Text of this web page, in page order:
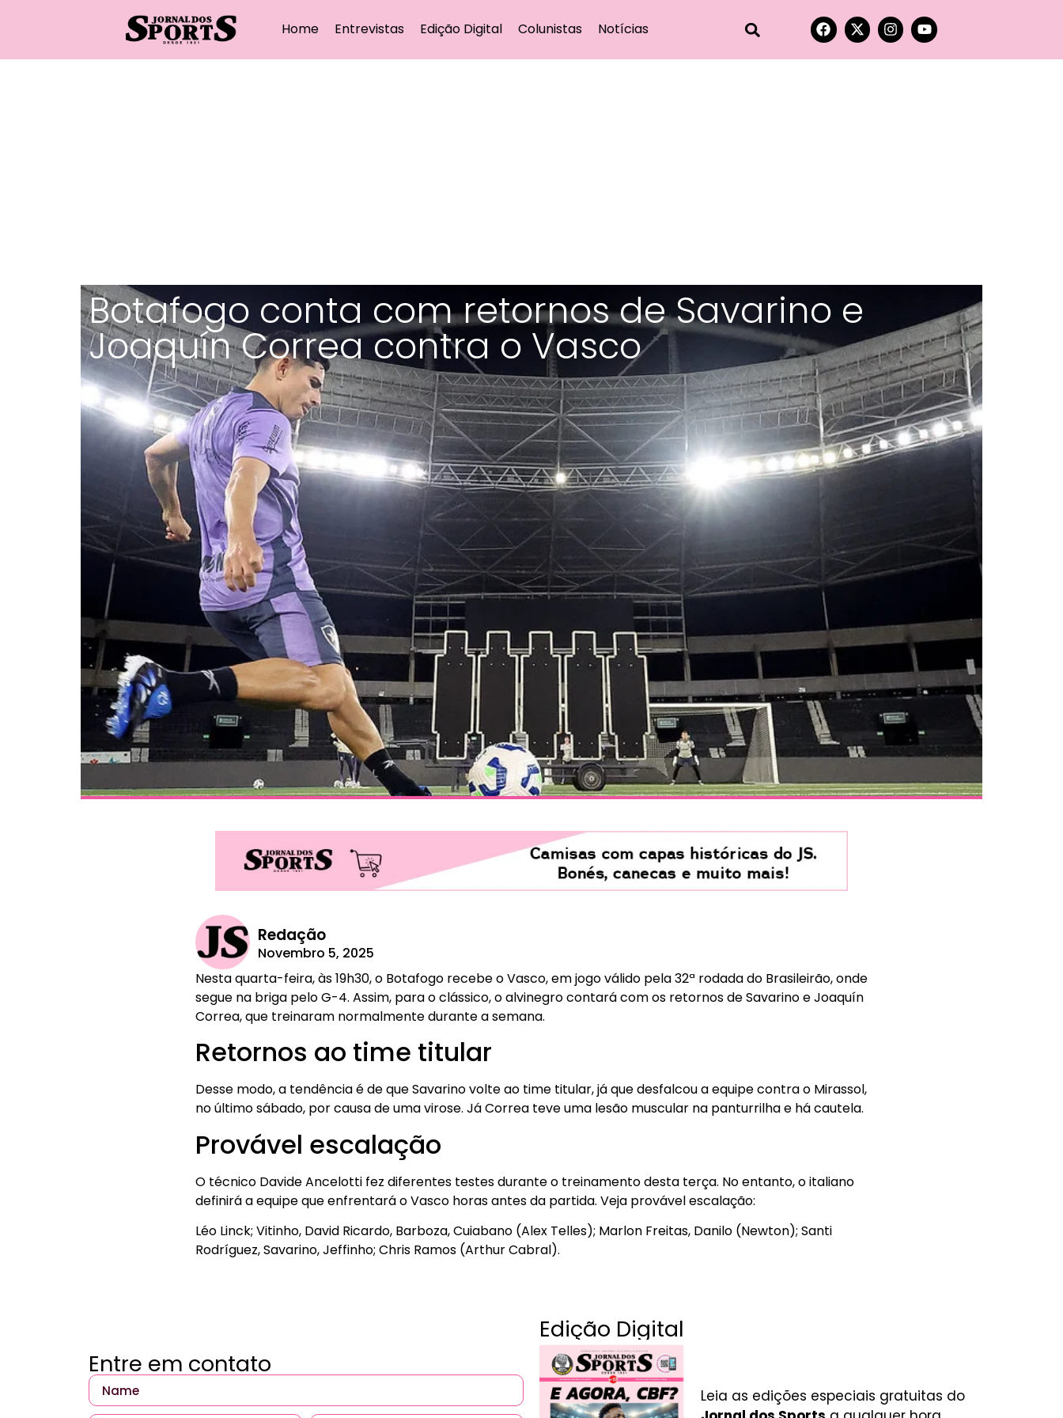
Home Entrevistas Edição Digital Colunistas Notícias
Botafogo conta com retornos de Savarino e
Joaquín Correa contra o Vasco
Redação
Novembro 5, 2025
Nesta quarta-feira, às 19h30, o Botafogo recebe o Vasco, em jogo válido pela 32ª rodada do Brasileirão, onde
segue na briga pelo G-4. Assim, para o clássico, o alvinegro contará com os retornos de Savarino e Joaquín
Correa, que treinaram normalmente durante a semana.
Retornos ao time titular
Desse modo, a tendência é de que Savarino volte ao time titular, já que desfalcou a equipe contra o Mirassol,
no último sábado, por causa de uma virose. Já Correa teve uma lesão muscular na panturrilha e há cautela.
Provável escalação
O técnico Davide Ancelotti fez diferentes testes durante o treinamento desta terça. No entanto, o italiano
definirá a equipe que enfrentará o Vasco horas antes da partida. Veja provável escalação:
Léo Linck; Vitinho, David Ricardo, Barboza, Cuiabano (Alex Telles); Marlon Freitas, Danilo (Newton); Santi
Rodríguez, Savarino, Jeffinho; Chris Ramos (Arthur Cabral).
Entre em contato
Edição Digital
Leia as edições especiais gratuitas do